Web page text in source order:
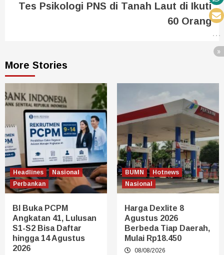
Tes Psikologi PNS di Tanah Laut di Ikuti
60 Orang
More Stories
Headlines
Nasional
Perbankan
BI Buka PCPM
Angkatan 41, Lulusan
S1-S2 Bisa Daftar
hingga 14 Agustus
2026
BUMN
Hotnews
Nasional
Harga Dexlite 8
Agustus 2026
Berbeda Tiap Daerah,
Mulai Rp18.450
08/08/2026